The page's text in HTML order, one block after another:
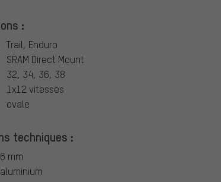
:
Trail, Enduro
SRAM Direct Mount
32, 34, 36, 38
1x12 vitesses
ovale
techniques :
6 mm
aluminium